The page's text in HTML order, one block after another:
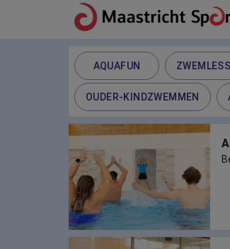
AQUAFUN
OUDER-KINDZWEMMEN